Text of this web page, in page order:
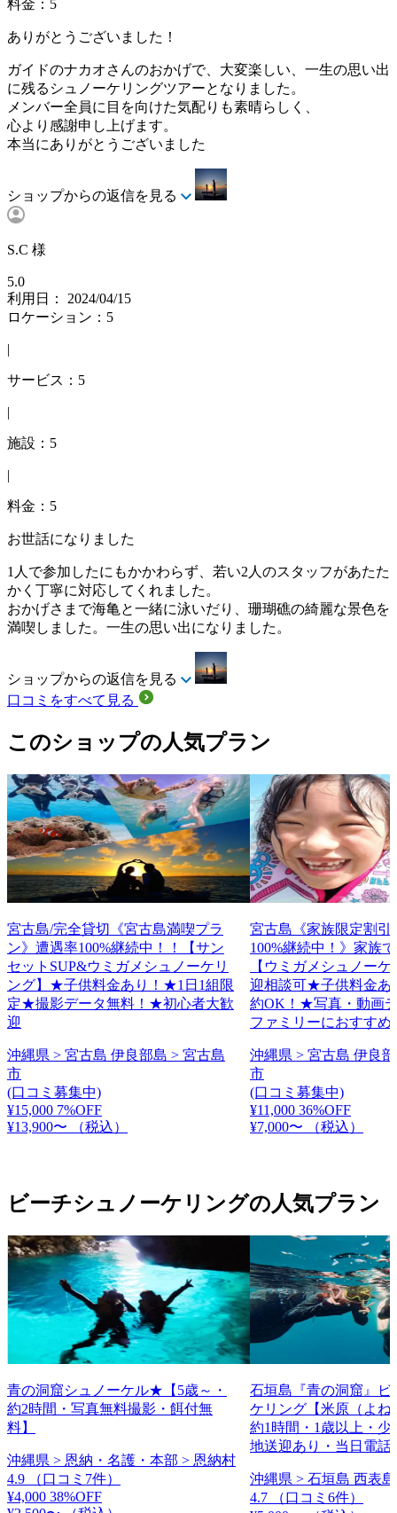
料金：5
ありがとうございました！
ガイドのナカオさんのおかげで、大変楽しい、一生の思い出
に残るシュノーケリングツアーとなりました。
メンバー全員に目を向けた気配りも素晴らしく、
心より感謝申し上げます。
本当にありがとうございました
ショップからの返信を見る
S.C 様
5.0
利用日： 2024/04/15
ロケーション：5
|
サービス：5
|
施設：5
|
料金：5
お世話になりました
1人で参加したにもかかわらず、若い2人のスタッフがあたた
かく丁寧に対応してくれました。
おかげさまで海亀と一緒に泳いだり、珊瑚礁の綺麗な景色を
満喫しました。一生の思い出になりました。
ショップからの返信を見る
口コミをすべて見る
このショップの人気プラン
宮古島/完全貸切《宮古島満喫プラ
ン》遭遇率100%継続中！！【サン
セットSUP&ウミガメシュノーケリ
ング】★子供料金あり！★1日1組限
定★撮影データ無料！★初心者大歓
迎
沖縄県 > 宮古島 伊良部島 > 宮古島
市
(口コミ募集中)
¥15,000 7%OFF
¥13,900〜
（税込）
宮古島《家族限定割引
100%継続中！》家族
【ウミガメシュノー
迎相談可★子供料金
約OK！★写真・動画
ファミリーにおすすめ
沖縄県 > 宮古島 伊良
市
(口コミ募集中)
¥11,000 36%OFF
¥7,000〜
（税込）
ビーチシュノーケリングの人気プラン
青の洞窟シュノーケル★【5歳～・
約2時間・写真無料撮影・餌付無
料】
沖縄県 > 恩納・名護・本部 > 恩納村
4.9
（口コミ7件）
¥4,000 38%OFF
石垣島『青の洞窟』ビ
ケリング【米原（よね
約1時間・1歳以上・少
地送迎あり・当日電話
沖縄県 > 石垣島 西表
4.7
（口コミ6件）